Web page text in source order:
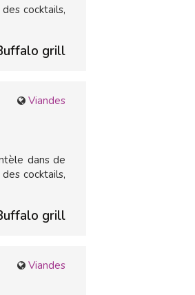
cocktails,
grill
Viandes
dans de
cocktails,
grill
Viandes